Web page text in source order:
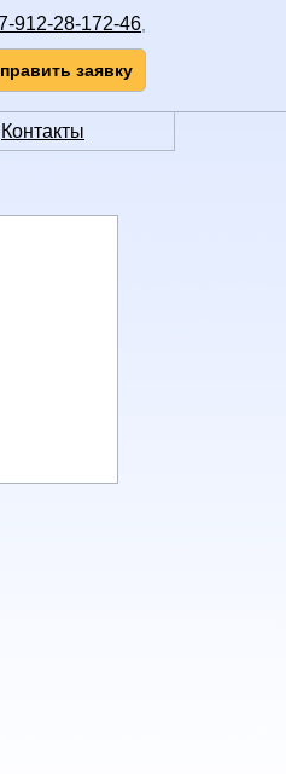
912-28-172-46
заявку
Контакты